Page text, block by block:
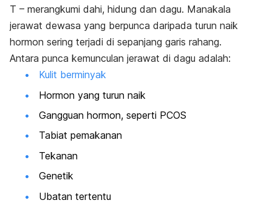
T – merangkumi dahi, hidung dan dagu. Manakala
jerawat dewasa yang berpunca daripada turun naik
hormon sering terjadi di sepanjang garis rahang.
Antara punca kemunculan jerawat di dagu adalah:
Kulit berminyak
Hormon yang turun naik
Gangguan hormon, seperti PCOS
Tabiat pemakanan
Tekanan
Genetik
Ubatan tertentu